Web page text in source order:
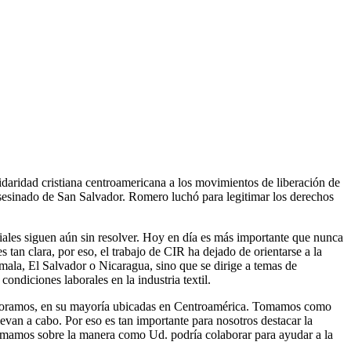
cristiana centroamericana a los movimientos de liberación de
de San Salvador. Romero luchó para legitimar los derechos
siguen aún sin resolver. Hoy en día es más importante que nunca
clara, por eso, el trabajo de CIR ha dejado de orientarse a la
El Salvador o Nicaragua, sino que se dirige a temas de
laborales en la industria textil.
en su mayoría ubicadas en Centroamérica. Tomamos como
a cabo. Por eso es tan importante para nosotros destacar la
sobre la manera como Ud. podría colaborar para ayudar a la